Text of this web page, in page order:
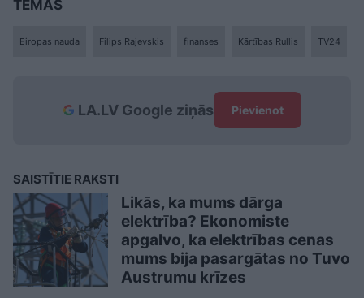
TĒMAS
Eiropas nauda Filips Rajevskis finanses Kārtības Rullis TV24
LA.LV Google ziņās Pievienot
SAISTĪTIE RAKSTI
Likās, ka mums dārga
elektrība? Ekonomiste
apgalvo, ka elektrības cenas
mums bija pasargātas no Tuvo
Austrumu krīzes